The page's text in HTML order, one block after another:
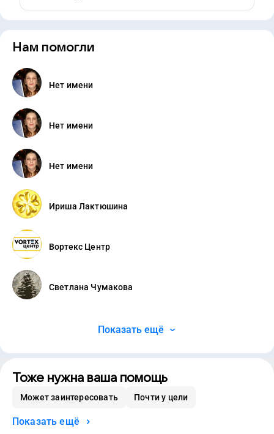
Нам помогли
Нет имени
Нет имени
Нет имени
Ириша Лактюшина
Вортекс Центр
Светлана Чумакова
Показать ещё
Тоже нужна ваша помощь
Может заинтересовать Почти у цели
Показать ещё